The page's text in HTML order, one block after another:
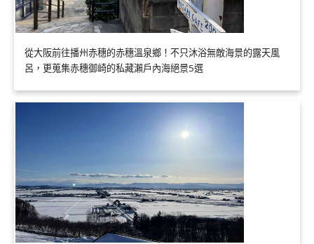
從大阪前往播州赤穗的赤穗溫泉鄉！不只沐浴無敵海景的露天風
呂，更蒐集赤穗御崎的私藏瀨戶內海絕景5選